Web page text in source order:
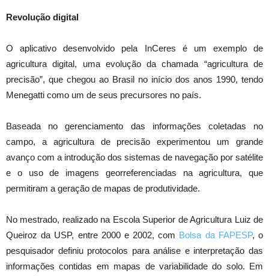
Revolução digital
O aplicativo desenvolvido pela InCeres é um exemplo de
agricultura digital, uma evolução da chamada “agricultura de
precisão”, que chegou ao Brasil no início dos anos 1990, tendo
Menegatti como um de seus precursores no país.
Baseada no gerenciamento das informações coletadas no
campo, a agricultura de precisão experimentou um grande
avanço com a introdução dos sistemas de navegação por satélite
e o uso de imagens georreferenciadas na agricultura, que
permitiram a geração de mapas de produtividade.
No mestrado, realizado na Escola Superior de Agricultura Luiz de
Queiroz da USP, entre 2000 e 2002, com Bolsa da FAPESP, o
pesquisador definiu protocolos para análise e interpretação das
informações contidas em mapas de variabilidade do solo. Em